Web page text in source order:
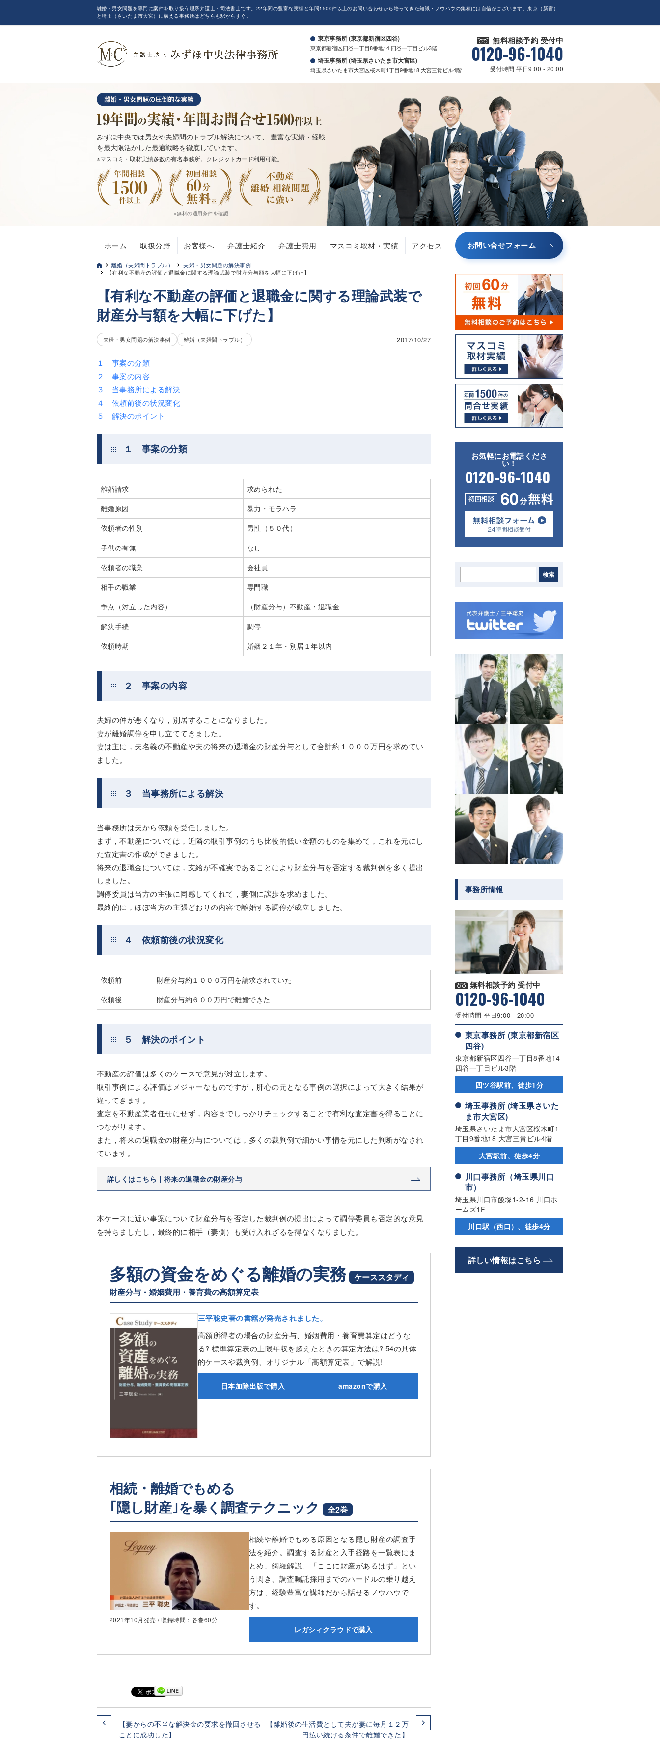
離婚・男女問題を専門に案件を取り扱う理系弁護士・司法書士です。22年間の豊富な実績と年間1500件以上のお問い合わせから培ってきた知識・ノウハウの集積には自信がございます。東京（新宿）
と埼玉（さいたま市大宮）に構える事務所はどちらも駅からすぐ。
東京事務所 (東京都新宿区四谷)
東京都新宿区四谷一丁目8番地14 四谷一丁目ビル3階
埼玉事務所 (埼玉県さいたま市大宮区)
埼玉県さいたま市大宮区桜木町1丁目9番地18 大宮三貴ビル4階
無料相談予約 受付中
0120-96-1040
受付時間 平日9:00 - 20:00
みずほ中央では男女や夫婦間のトラブル解決について、 豊富な実績・経験
を最大限活かした最適戦略を徹底しています。
※マスコミ・取材実績多数の有名事務所。クレジットカード利用可能。
※無料の適用条件を確認
ホーム 取扱分野 お客様へ 弁護士紹介 弁護士費用 マスコミ取材・実績 アクセス お問い合せフォーム
離婚（夫婦間トラブル）
夫婦・男女問題の解決事例
【有利な不動産の評価と退職金に関する理論武装で財産分与額を大幅に下げた】
【有利な不動産の評価と退職金に関する理論武装で
財産分与額を大幅に下げた】
夫婦・男女問題の解決事例 離婚（夫婦間トラブル） 2017/10/27
１ 事案の分類
２ 事案の内容
３ 当事務所による解決
４ 依頼前後の状況変化
５ 解決のポイント
１ 事案の分類
離婚請求
求められた
離婚原因
暴力・モラハラ
依頼者の性別
男性（５０代）
子供の有無
なし
依頼者の職業
会社員
相手の職業
専門職
争点（対立した内容）
（財産分与）不動産・退職金
解決手続
調停
依頼時期
婚姻２１年・別居１年以内
２ 事案の内容
夫婦の仲が悪くなり，別居することになりました。
妻が離婚調停を申し立ててきました。
妻は主に，夫名義の不動産や夫の将来の退職金の財産分与として合計約１０００万円を求めてい
ました。
３ 当事務所による解決
当事務所は夫から依頼を受任しました。
まず，不動産については，近隣の取引事例のうち比較的低い金額のものを集めて，これを元にし
た査定書の作成ができました。
将来の退職金については，支給が不確実であることにより財産分与を否定する裁判例を多く提出
しました。
調停委員は当方の主張に同感してくれて，妻側に譲歩を求めました。
最終的に，ほぼ当方の主張どおりの内容で離婚する調停が成立しました。
４ 依頼前後の状況変化
依頼前
財産分与約１０００万円を請求されていた
依頼後
財産分与約６００万円で離婚できた
５ 解決のポイント
不動産の評価は多くのケースで意見が対立します。
取引事例による評価はメジャーなものですが，肝心の元となる事例の選択によって大きく結果が
違ってきます。
査定を不動産業者任せにせず，内容までしっかりチェックすることで有利な査定書を得ることに
つながります。
また，将来の退職金の財産分与については，多くの裁判例で細かい事情を元にした判断がなされ
ています。
詳しくはこちら｜将来の退職金の財産分与
本ケースに近い事案について財産分与を否定した裁判例の提出によって調停委員も否定的な意見
を持ちましたし，最終的に相手（妻側）も受け入れざるを得なくなりました。
多額の資金をめぐる離婚の実務
ケーススタディ
財産分与・婚姻費用・養育費の高額算定表
三平聡史著の書籍が発売されました。
高額所得者の場合の財産分与、婚姻費用・養育費算定はどうな
る? 標準算定表の上限年収を超えたときの算定方法は? 54の具体
的ケースや裁判例、オリジナル「高額算定表」で解説!
日本加除出版で購入 amazonで購入
相続・離婚でもめる
｢隠し財産｣を暴く調査テクニック
全2巻
2021年10月発売 / 収録時間：各巻60分
相続や離婚でもめる原因となる隠し財産の調査手
法を紹介。調査する財産と入手経路を一覧表にま
とめ、網羅解説。「ここに財産があるはず」とい
う閃き、調査嘱託採用までのハードルの乗り越え
方は、経験豊富な講師だから話せるノウハウで
す。
レガシィクラウドで購入
【妻からの不当な解決金の要求を撤回させる
ことに成功した】
【離婚後の生活費として夫が妻に毎月１２万
円払い続ける条件で離婚できた】
お気軽にお電話くださ
い！
0120-96-1040
検索
事務所情報
無料相談予約 受付中
0120-96-1040
受付時間 平日9:00 - 20:00
東京事務所 (東京都新宿区
四谷)
東京都新宿区四谷一丁目8番地14
四谷一丁目ビル3階
四ツ谷駅前、徒歩1分
埼玉事務所 (埼玉県さいた
ま市大宮区)
埼玉県さいたま市大宮区桜木町1
丁目9番地18 大宮三貴ビル4階
大宮駅前、徒歩4分
川口事務所（埼玉県川口
市）
埼玉県川口市飯塚1-2-16 川口ホ
ームズ1F
川口駅（西口）、徒歩4分
詳しい情報はこちら